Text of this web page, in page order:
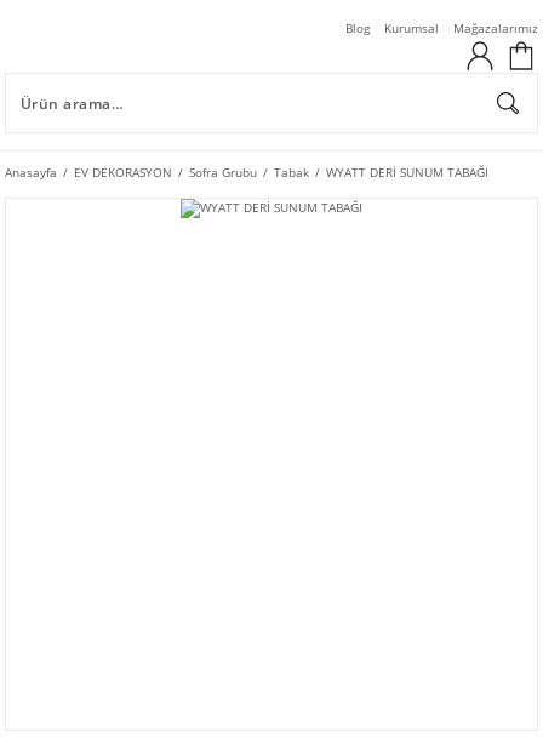
Blog Kurumsal Mağazalarımız
Anasayfa EV DEKORASYON Sofra Grubu Tabak WYATT DERİ SUNUM TABAĞI